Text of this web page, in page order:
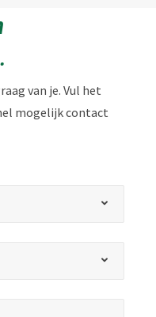
van je. Vul het
mogelijk contact